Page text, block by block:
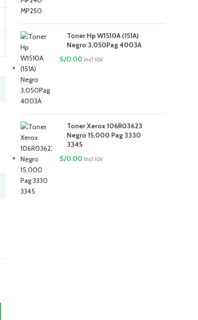
Toner Hp W1510A (151A)
Negro 3,050Pag 4003A
S/0.00 Incl IGV
Toner Xerox 106R03623
Negro 15,000 Pag 3330
3345
S/0.00 Incl IGV